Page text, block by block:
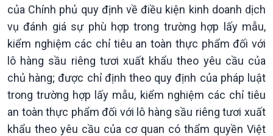
Chuyên gia của bạn
Xã hội chuyển động
Bước chân đến trường
của Chính phủ quy định về điều kiện kinh doanh dịch
vụ đánh giá sự phù hợp trong trường hợp lấy mẫu,
kiểm nghiệm các chỉ tiêu an toàn thực phẩm đối với
lô hàng sầu riêng tươi xuất khẩu theo yêu cầu của
chủ hàng; được chỉ định theo quy định của pháp luật
trong trường hợp lấy mẫu, kiểm nghiệm các chỉ tiêu
an toàn thực phẩm đối với lô hàng sầu riêng tươi xuất
khẩu theo yêu cầu của cơ quan có thẩm quyền Việt